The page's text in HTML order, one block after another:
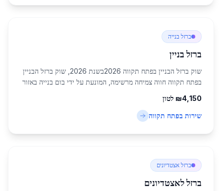
ברזל בנייה
ברזל בניין
שוק ברזל הבניין בפתח תקווה 2026בשנת 2026, שוק ברזל הבניין
בפתח תקווה חווה צמיחה מרשימה, המונעת על ידי בום בנייה באזור
בביקוש לברזל בניין בהשווא...
₪4,150 לטון
שירות בפתח תקווה
ברזל אצטדיונים
ברזל לאצטדיונים